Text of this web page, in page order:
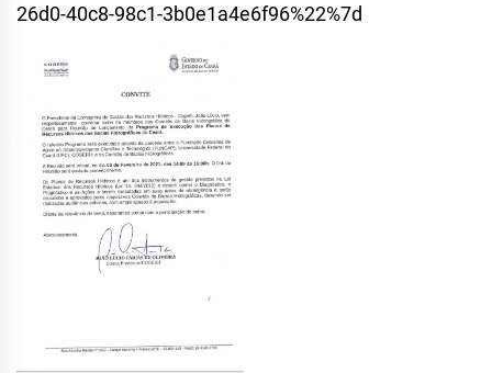
26d0-40c8-98c1-3b0e1a4e6f96%22%7d